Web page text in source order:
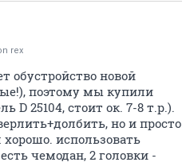
rex
обустройство новой
поэтому мы купили
D 25104, стоит ок. 7-8 т.р.).
но и просто
использовать
чемодан, 2 головки -